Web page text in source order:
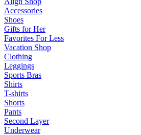
Accessories
Shoes
Gifts for Her
Favorites For Less
Vacation Shop
Clothing
Leggings
Sports Bras
Shirts
T-shirts
Shorts
Pants
Second Layer
Underwear